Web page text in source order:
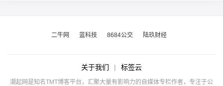
二牛网 蓝科技 8684公交 陆玖财经
关于我们 | 标签云
潮起网是知名TMT博客平台，汇聚大量有影响力的自媒体专栏作者，专注于公